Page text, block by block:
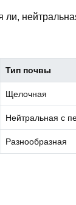
Тип почвы
Щелочная
Нейтральная с
Разнообразная